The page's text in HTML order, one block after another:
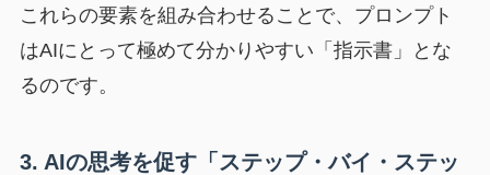
これらの要素を組み合わせることで、プロンプト
はAIにとって極めて分かりやすい「指示書」とな
るのです。
3. AIの思考を促す「ステップ・バイ・ステッ